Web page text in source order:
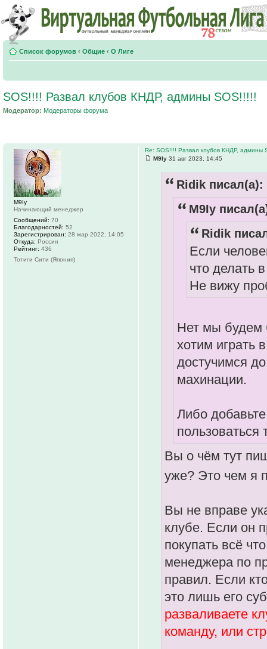
Список форумов ‹ Общие ‹ О Лиге
SOS!!!! Развал клубов КНДР, админы SOS!!!!!
Модератор: Модераторы форума
Re: SOS!!!! Развал клубов КНДР, админы
M9Iy 31 авг 2023, 14:45
Ridik писал(а):
M9Iy
Ridik
Если
что делать
Не вижу
Нет мы будем
хотим играть
достучимся
махинации.
Либо
пользоваться
Вы о чём тут
уже? Это чем я
Вы не вправе
клубе. Если он
покупать всё
менеджера по
правил. Если
это лишь его
разваливаете
команду, или
M9Iy
Начинающий менеджер
Сообщений: 70
Благодарностей: 52
Зарегистрирован: 28 мар 2022, 14:05
Откуда: Россия
Рейтинг: 436
Тотиги Сити (Япония)